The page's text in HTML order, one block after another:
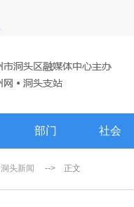
部门 社会
洞头新闻 --> 正文